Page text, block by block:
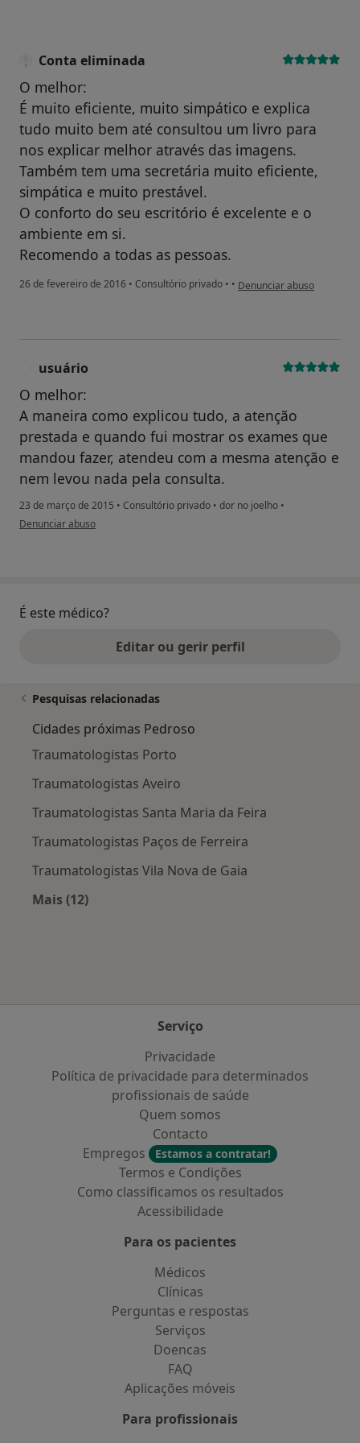
Conta eliminada
O melhor:
É muito eficiente, muito simpático e explica
tudo muito bem até consultou um livro para
nos explicar melhor através das imagens.
Também tem uma secretária muito eficiente,
simpática e muito prestável.
O conforto do seu escritório é excelente e o
ambiente em si.
Recomendo a todas as pessoas.
26 de fevereiro de 2016 • Consultório privado • • na opinião do utilizador
Denunciar abuso
usuário
O melhor:
A maneira como explicou tudo, a atenção
prestada e quando fui mostrar os exames que
mandou fazer, atendeu com a mesma atenção e
nem levou nada pela consulta.
23 de março de 2015 • Consultório privado • dor no joelho •
na opinião do utilizador usuário
Denunciar abuso
É este médico?
Editar ou gerir perfil
Pesquisas relacionadas
Cidades próximas Pedroso
Traumatologistas Porto
Traumatologistas Aveiro
Traumatologistas Santa Maria da Feira
Traumatologistas Paços de Ferreira
Traumatologistas Vila Nova de Gaia
Mais (12)
Serviço
Privacidade
Política de privacidade para determinados
profissionais de saúde
Quem somos
Contacto
Empregos
Estamos a contratar!
Termos e Condições
Como classificamos os resultados
Acessibilidade
Para os pacientes
Médicos
Clínicas
Perguntas e respostas
Serviços
Doencas
FAQ
Aplicações móveis
Para profissionais